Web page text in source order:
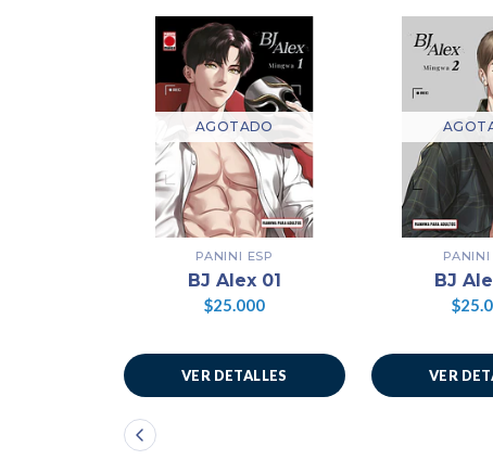
AGOTADO
PANINI ESP
BJ Alex 01
$25.000
VER DETALLES
PANINI
BJ
VER